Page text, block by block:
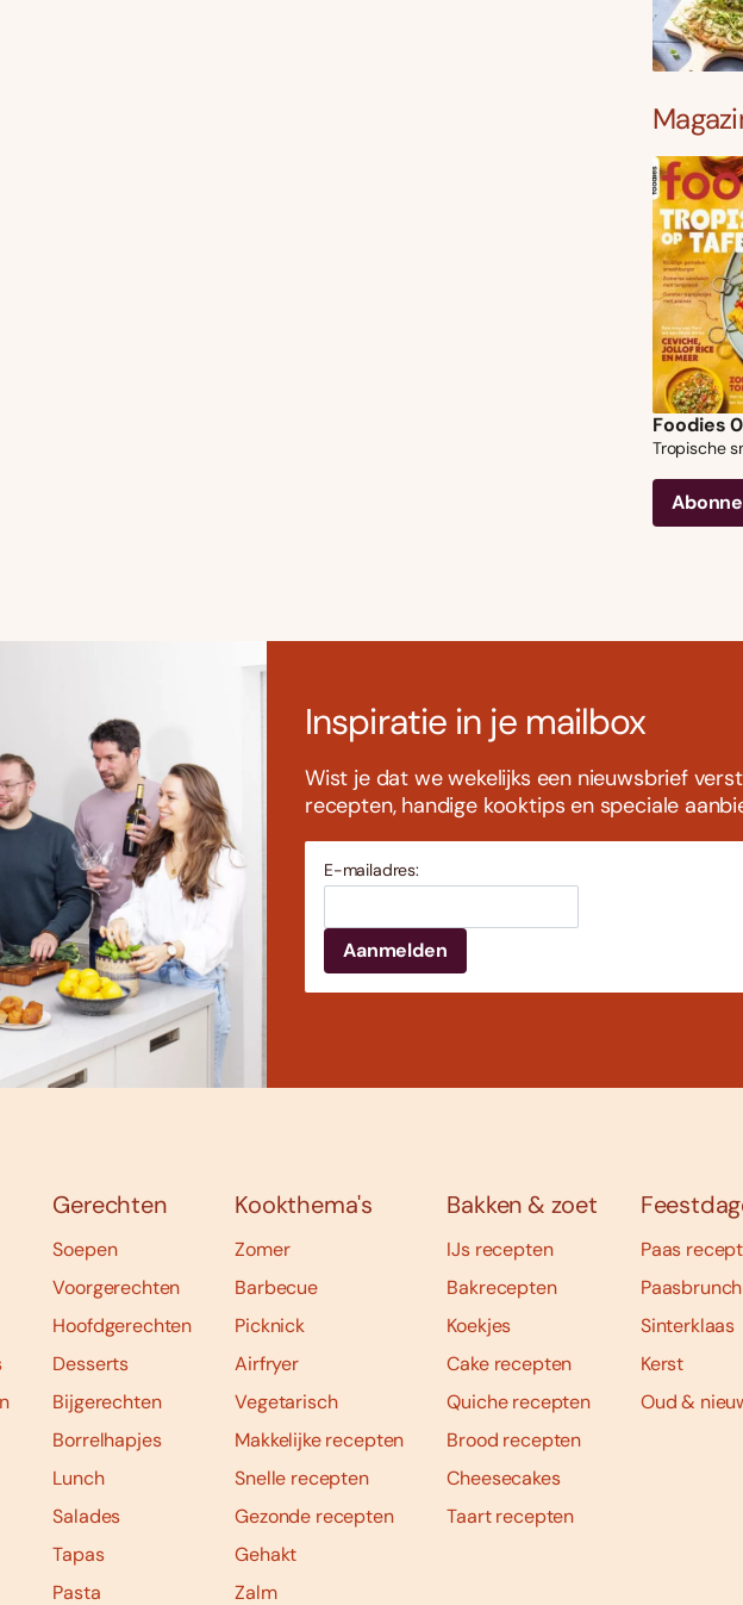
Foodies
Tropische
Inspiratie in je mailbox
Wist je dat we wekelijks een nieuwsbrief
recepten, handige kooktips en speciale
E-mailadres:
Gerechten
Soepen
Voorgerechten
Hoofdgerechten
Desserts
Bijgerechten
Borrelhapjes
Lunch
Salades
Tapas
Pasta
Kookthema's
Zomer
Barbecue
Picknick
Airfryer
Vegetarisch
Makkelijke recepten
Snelle recepten
Gezonde recepten
Gehakt
Zalm
Bakken & zoet
IJs recepten
Bakrecepten
Koekjes
Cake recepten
Quiche recepten
Brood recepten
Cheesecakes
Taart recepten
Paas
Paasbrunch
Sinterklaas
Kerst
Oud &